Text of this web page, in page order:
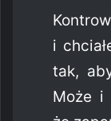
i
tak,
Może i